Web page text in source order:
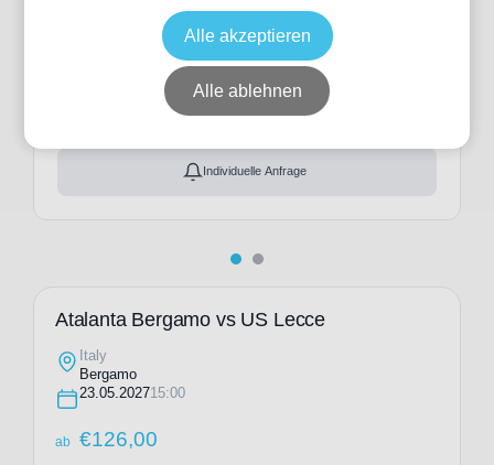
15:00
10 verfügbar
Italien
Gewiss Stadium
Ticket(s) + Hotel
Individuelle Anfrage
Atalanta Bergamo vs US Lecce
Italy
Bergamo
23.05.202715:00
ab €126,00
Alle akzeptieren
Alle ablehnen